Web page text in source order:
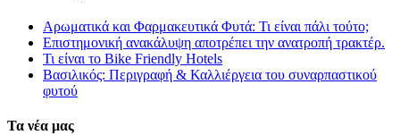
Αρωματικά και Φαρμακευτικά Φυτά: Τι είναι πάλι τούτο;
Επιστημονική ανακάλυψη αποτρέπει την ανατροπή τρακτέρ.
Τι είναι το Bike Friendly Hotels
Βασιλικός: Περιγραφή & Καλλιέργεια του συναρπαστικού
φυτού
Τα νέα μας